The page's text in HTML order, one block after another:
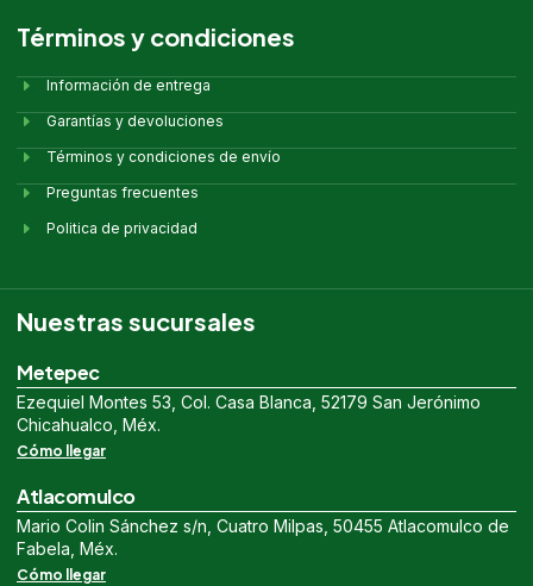
Términos y condiciones
Información de entrega
Garantías y devoluciones
Términos y condiciones de envío
Preguntas frecuentes
Politica de privacidad
Nuestras sucursales
Metepec
Ezequiel Montes 53, Col. Casa Blanca, 52179 San Jerónimo
Chicahualco, Méx.
Cómo llegar
Atlacomulco
Mario Colin Sánchez s/n, Cuatro Milpas, 50455 Atlacomulco de
Fabela, Méx.
Cómo llegar